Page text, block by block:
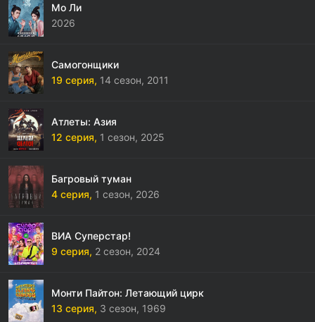
Мо Ли
2026
Самогонщики
19 серия, 14 сезон, 2011
Атлеты: Азия
12 серия, 1 сезон, 2025
Багровый туман
4 серия, 1 сезон, 2026
ВИА Суперстар!
9 серия, 2 сезон, 2024
Монти Пайтон: Летающий цирк
13 серия, 3 сезон, 1969